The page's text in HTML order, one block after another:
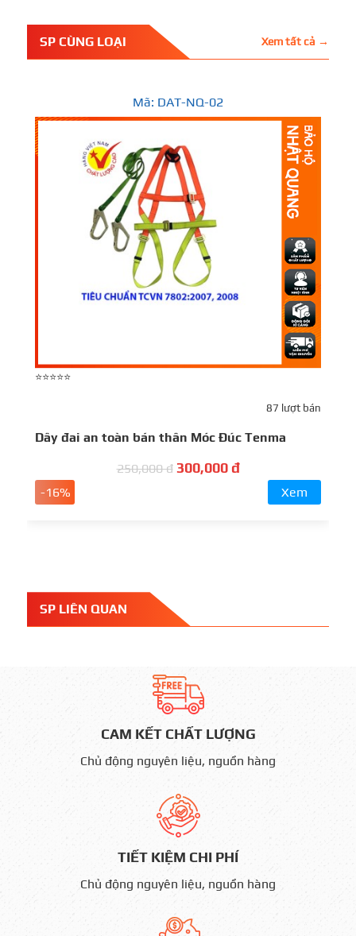
SP CÙNG LOẠI Xem tất cả →
Mã: DAT-NQ-02
⭐⭐⭐⭐⭐
87 lượt bán
Dây đai an toàn bán thân Móc Đúc Tenma
250,000 đ 300,000 đ
-16% Xem
SP LIÊN QUAN
CAM KẾT CHẤT LƯỢNG
Chủ động nguyên liệu, nguồn hàng
TIẾT KIỆM CHI PHÍ
Chủ động nguyên liệu, nguồn hàng